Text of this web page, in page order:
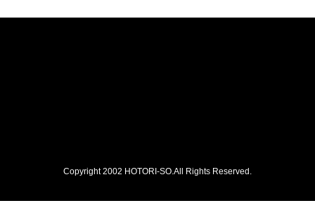
Copyright 2002 HOTORI-SO.All Rights Reserved.